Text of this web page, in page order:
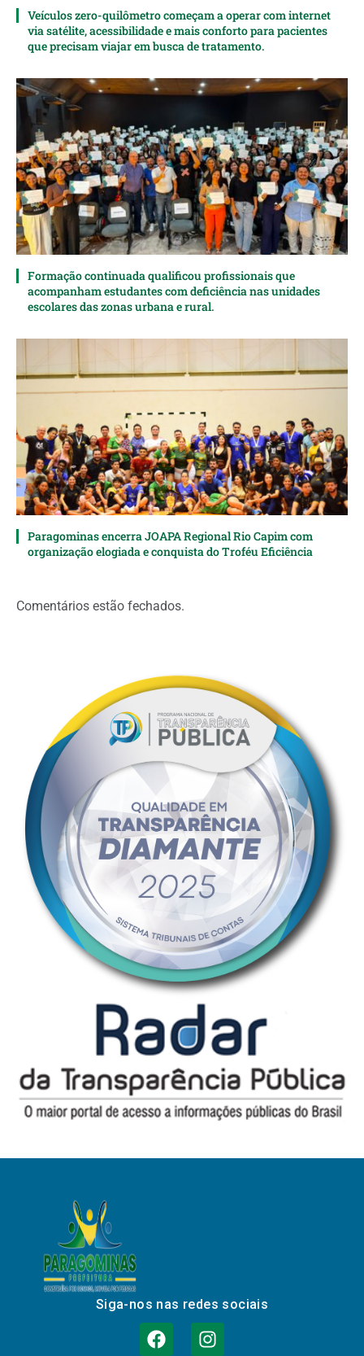
Veículos zero-quilômetro começam a operar com internet
via satélite, acessibilidade e mais conforto para pacientes
que precisam viajar em busca de tratamento.
Formação continuada qualificou profissionais que
acompanham estudantes com deficiência nas unidades
escolares das zonas urbana e rural.
Paragominas encerra JOAPA Regional Rio Capim com
organização elogiada e conquista do Troféu Eficiência
Comentários estão fechados.
Siga-nos nas redes sociais